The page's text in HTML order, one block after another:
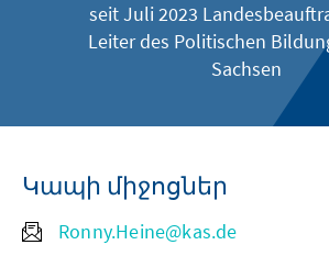
seit Juli 2023
Leiter des Politischen
Sachsen
Կապի միջոցներ
Ronny.Heine@kas.de